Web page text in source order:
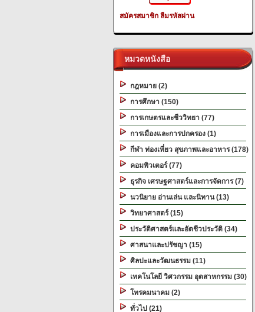
สมัครสมาชิก ลืมรหัสผ่าน
หมวดหนังสือ
กฎหมาย (2)
การศึกษา (150)
การเกษตรและชีววิทยา (77)
การเมืองและการปกครอง (1)
กีฬา ท่องเที่ยว สุขภาพและอาหาร (178)
คอมพิวเตอร์ (77)
ธุรกิจ เศรษฐศาสตร์และการจัดการ (7)
นวนิยาย อ่านเล่น และนิทาน (13)
วิทยาศาสตร์ (15)
ประวัติศาสตร์และอัตชีวประวัติ (34)
ศาสนาและปรัชญา (15)
ศิลปะและวัฒนธรรม (11)
เทคโนโลยี วิศวกรรม อุตสาหกรรม (30)
โทรคมนาคม (2)
ทั่วไป (21)